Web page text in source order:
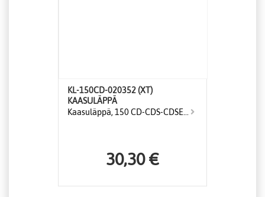
KL-150CD-020352 (XT)
KAASULÄPPÄ
Kaasuläppä, 150 CD-CDS-CDSE...
30,30 €